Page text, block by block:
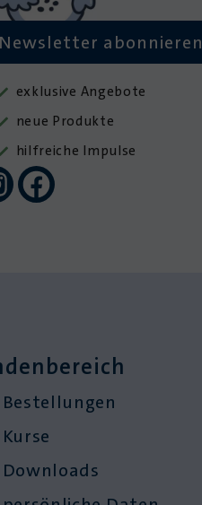
Newsletter abonnieren
exklusive Angebote
neue Produkte
hilfreiche Impulse